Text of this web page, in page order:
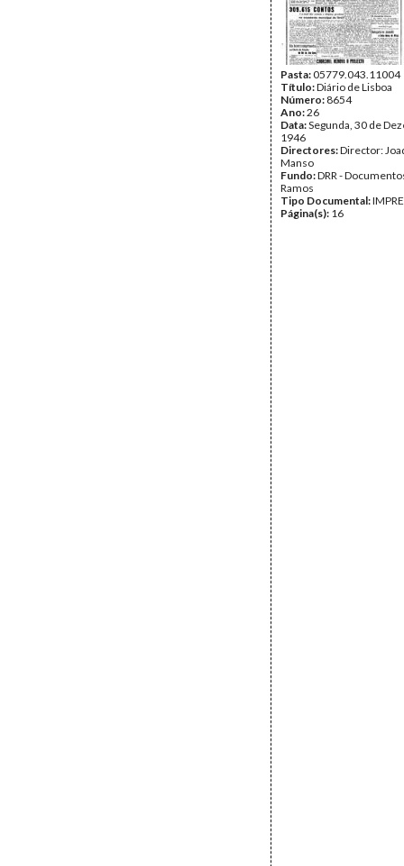
Pasta:05779.043.11004
Título:Diário de Lisboa
Número: 8654
Ano:26
Data:Segunda, 30 de
1946
Directores:Director:
Manso
Fundo:DRR -
Ramos
Tipo Documental:
Página(s): 16